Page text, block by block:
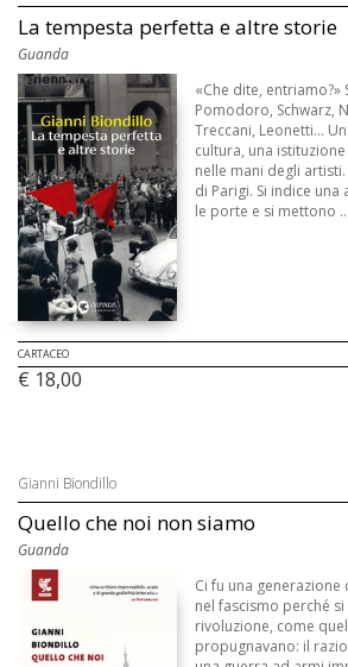
La tempesta perfetta e altre storie
Guanda
«Che dite, entriamo?»
Pomodoro, Schwarz,
Treccani, Leonetti...
cultura, una
nelle mani degli
di Parigi. Si indice
le porte e si mettono ...
CARTACEO
€ 18,00
Gianni Biondillo
Quello che noi non siamo
Guanda
Ci fu una
nel fascismo perché
rivoluzione, come
propugnavano: il